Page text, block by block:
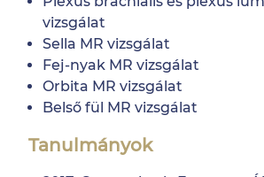
vizsgálat
Sella MR vizsgálat
Fej-nyak MR vizsgálat
Orbita MR vizsgálat
Belső fül MR vizsgálat
Tanulmányok